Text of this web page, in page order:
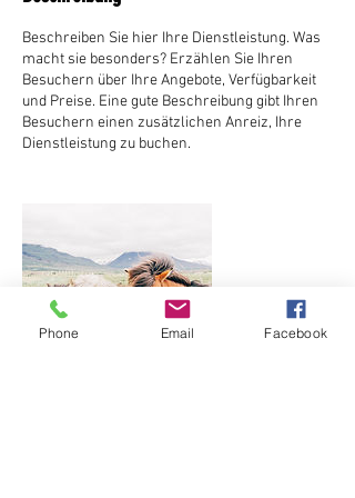
Beschreiben Sie hier Ihre Dienstleistung. Was
macht sie besonders? Erzählen Sie Ihren
Besuchern über Ihre Angebote, Verfügbarkeit
und Preise. Eine gute Beschreibung gibt Ihren
Besuchern einen zusätzlichen Anreiz, Ihre
Dienstleistung zu buchen.
Phone Email Facebook